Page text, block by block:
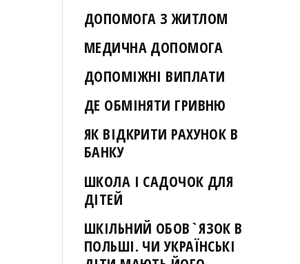
ДОПОМОГА З ЖИТЛОМ
МЕДИЧНА ДОПОМОГА
ДОПОМІЖНІ ВИПЛАТИ
ДЕ ОБМІНЯТИ ГРИВНЮ
ЯК ВІДКРИТИ РАХУНОК В
БАНКУ
ШКОЛА І САДОЧОК ДЛЯ
ДІТЕЙ
ШКІЛЬНИЙ ОБОВ`ЯЗОК В
ПОЛЬШІ. ЧИ УКРАЇНСЬКІ